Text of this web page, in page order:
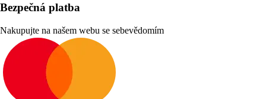
Bezpečná platba
Nakupujte na našem webu se sebevědomím